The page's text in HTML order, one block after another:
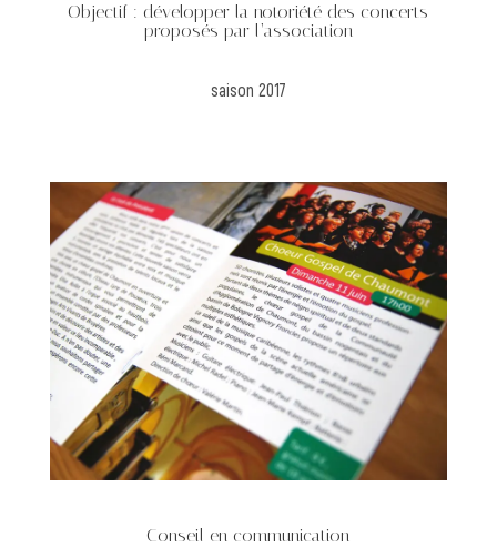
Objectif : développer la notoriété des concerts
proposés par l’association
saison 2017
Conseil en communication